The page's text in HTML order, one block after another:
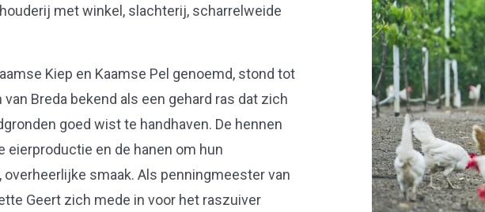
met winkel, slachterij, scharrelweide
Kiep en Kaamse Pel genoemd, stond tot
Breda bekend als een gehard ras dat zich
goed wist te handhaven. De hennen
eierproductie en de hanen om hun
smaak. Als penningmeester van
Geert zich mede in voor het raszuiver